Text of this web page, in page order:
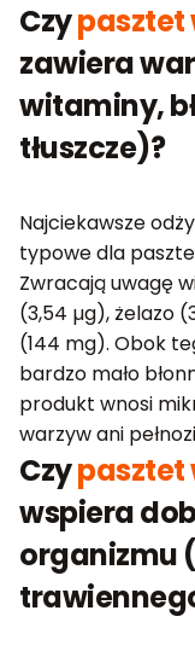
Czypasztet
zawiera
witaminy,
tłuszcze)?
Najciekawsze
typowe dla
Zwracają uwagę
(3,54 µg), żelazo
(144 mg). Obok
bardzo mało
produkt wnosi
warzyw ani
Czypasztet
wspiera
organizmu